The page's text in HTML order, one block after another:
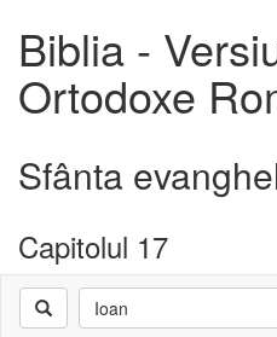
Biblia -
Ortodoxe
Sfânta
Capitolul 17
Ioan